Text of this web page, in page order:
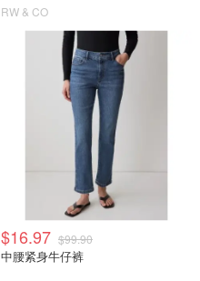
RW & CO
$16.97 $99.90
中腰紧身牛仔裤